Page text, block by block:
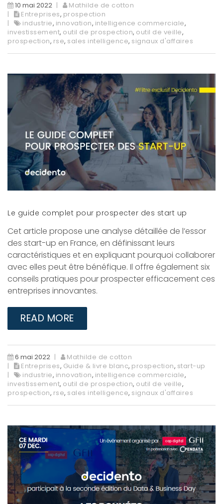
10 mai 2022
Mathilde de cotton
Entreprises, prospection
industrie, innovation, intelligence commerciale,
investissement, outil de prospection, outil de veille,
prospection, rse, sales intelligence, signaux d'affaires
Le guide complet pour prospecter des start up
Cet article propose une analyse détaillée de l’essor
des start-up en France, en définissant leurs
caractéristiques et en expliquant pourquoi collaborer
avec elles peut être bénéfique. Il offre également six
conseils pratiques pour prospecter efficacement ces
entreprises innovantes.​
READ MORE
6 mai 2022
Mathilde de cotton
Entreprises, Guide & livre blanc, prospection, start-up
industrie, innovation, intelligence commerciale,
investissement, outil de prospection, outil de veille,
prospection, rse, sales intelligence, signaux d'affaires